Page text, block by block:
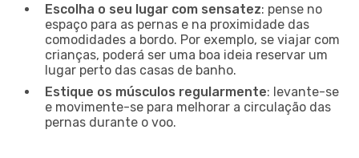
Escolha o seu lugar com sensatez: pense no
espaço para as pernas e na proximidade das
comodidades a bordo. Por exemplo, se viajar com
crianças, poderá ser uma boa ideia reservar um
lugar perto das casas de banho.
Estique os músculos regularmente: levante-se
e movimente-se para melhorar a circulação das
pernas durante o voo.